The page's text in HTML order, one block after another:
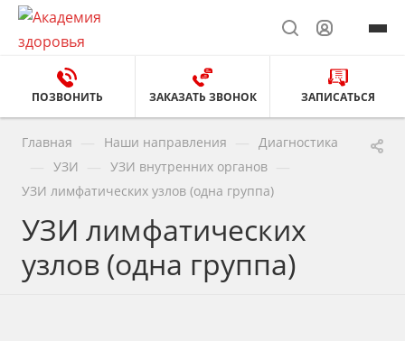
ПОЗВОНИТЬ ЗАКАЗАТЬ ЗВОНОК ЗАПИСАТЬСЯ
Главная Наши направления Диагностика
УЗИ УЗИ внутренних органов
УЗИ лимфатических узлов (одна группа)
УЗИ лимфатических
узлов (одна группа)